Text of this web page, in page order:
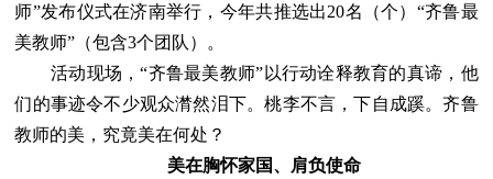
师”发布仪式在济南举行，今年共推选出20名（个）“齐鲁最
美教师”（包含3个团队）。
活动现场，“齐鲁最美教师”以行动诠释教育的真谛，他
们的事迹令不少观众潸然泪下。桃李不言，下自成蹊。齐鲁
教师的美，究竟美在何处？
美在胸怀家国、肩负使命